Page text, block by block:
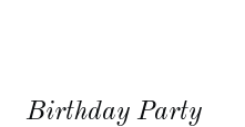
Birthday Party